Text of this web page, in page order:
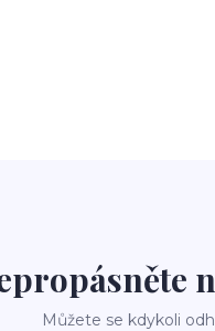
Můžete se kdykoli